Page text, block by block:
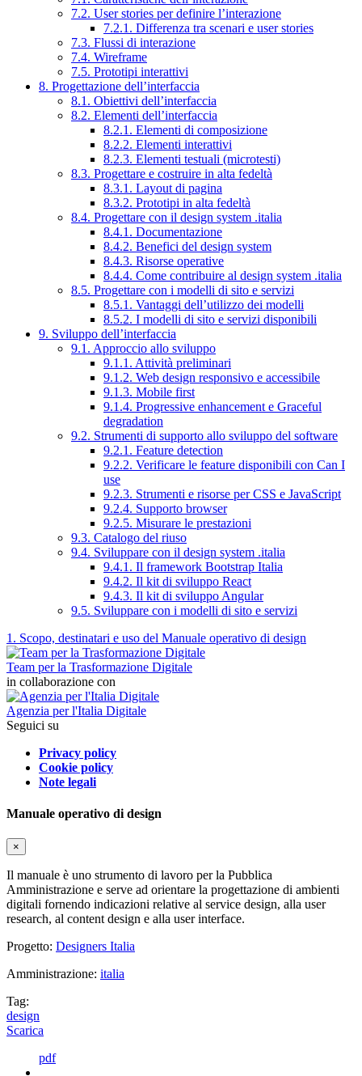
7.2. User stories per definire l’interazione
7.2.1. Differenza tra scenari e user stories
7.3. Flussi di interazione
7.4. Wireframe
7.5. Prototipi interattivi
8. Progettazione dell’interfaccia
8.1. Obiettivi dell’interfaccia
8.2. Elementi dell’interfaccia
8.2.1. Elementi di composizione
8.2.2. Elementi interattivi
8.2.3. Elementi testuali (microtesti)
8.3. Progettare e costruire in alta fedeltà
8.3.1. Layout di pagina
8.3.2. Prototipi in alta fedeltà
8.4. Progettare con il design system .italia
8.4.1. Documentazione
8.4.2. Benefici del design system
8.4.3. Risorse operative
8.4.4. Come contribuire al design system .italia
8.5. Progettare con i modelli di sito e servizi
8.5.1. Vantaggi dell’utilizzo dei modelli
8.5.2. I modelli di sito e servizi disponibili
9. Sviluppo dell’interfaccia
9.1. Approccio allo sviluppo
9.1.1. Attività preliminari
9.1.2. Web design responsivo e accessibile
9.1.3. Mobile first
9.1.4. Progressive enhancement e Graceful
degradation
9.2. Strumenti di supporto allo sviluppo del software
9.2.1. Feature detection
9.2.2. Verificare le feature disponibili con Can I
use
9.2.3. Strumenti e risorse per CSS e JavaScript
9.2.4. Supporto browser
9.2.5. Misurare le prestazioni
9.3. Catalogo del riuso
9.4. Sviluppare con il design system .italia
9.4.1. Il framework Bootstrap Italia
9.4.2. Il kit di sviluppo React
9.4.3. Il kit di sviluppo Angular
9.5. Sviluppare con i modelli di sito e servizi
1. Scopo, destinatari e uso del Manuale operativo di design
Team per la Trasformazione Digitale
in collaborazione con
Agenzia per l'Italia Digitale
Seguici su
Privacy policy
Cookie policy
Note legali
Manuale operativo di design
×
Il manuale è uno strumento di lavoro per la Pubblica
Amministrazione e serve ad orientare la progettazione di ambienti
digitali fornendo indicazioni relative al service design, alla user
research, al content design e alla user interface.
Progetto: Designers Italia
Amministrazione: italia
Tag:
design
Scarica
pdf